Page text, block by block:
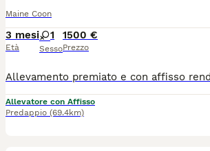
Maine Coon
3 mesi
Età
1
Sesso
1500 €
Prezzo
Allevatore con Affisso
Predappio (69.4km)